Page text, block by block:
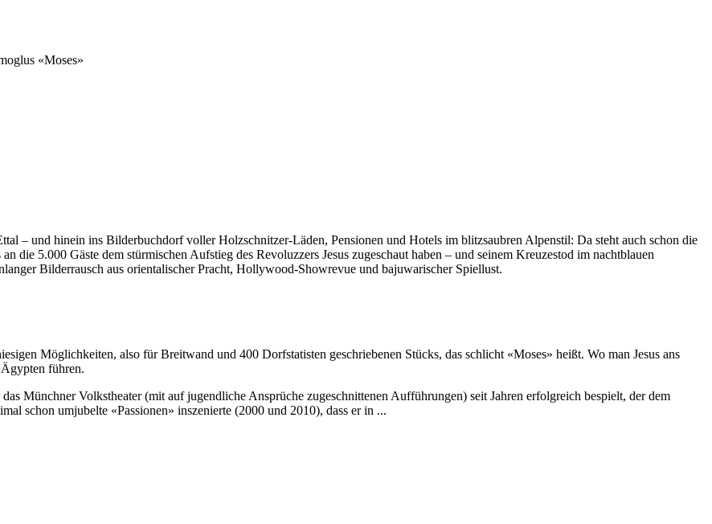
«Moses»
– und hinein ins Bilderbuchdorf voller Holzschnitzer-Läden, Pensionen und Hotels im blitzsaubren Alpenstil: Da steht auch schon die
die 5.000 Gäste dem stürmischen Aufstieg des Revoluzzers Jesus zugeschaut haben – und seinem Kreuzestod im nachtblauen
Bilderrausch aus orienta­lischer Pracht, Hollywood-Showrevue und bajuwarischer Spiellust.
Möglichkeiten, also für Breitwand und 400 Dorfstatisten geschriebenen Stücks, das schlicht «Moses» heißt. Wo man Jesus ans
führen.
Münchner Volkstheater (mit auf jugendliche Ansprüche zugeschnittenen Aufführungen) seit Jahren erfolgreich bespielt, der dem
schon umjubelte «Passionen» inszenierte (2000 und 2010), dass er in ...